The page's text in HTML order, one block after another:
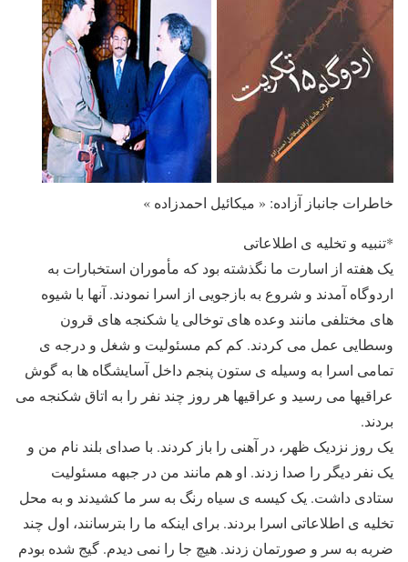
خاطرات جانباز آزاده: « میکائیل احمدزاده »
*تنبیه و تخلیه ی اطلاعاتی
یک هفته از اسارت ما نگذشته بود که مأموران استخبارات به
اردوگاه آمدند و شروع به بازجویی از اسرا نمودند. آنها با شیوه
های مختلفی مانند وعده های توخالی یا شکنجه های قرون
وسطایی عمل می کردند. کم کم مسئولیت و شغل و درجه ی
تمامی اسرا به وسیله ی ستون پنجم داخل آسایشگاه ها به گوش
عراقیها می رسید و عراقیها هر روز چند نفر را به اتاق شکنجه می
بردند.
یک روز نزدیک ظهر، در آهنی را باز کردند. با صدای بلند نام من و
یک نفر دیگر را صدا زدند. او هم مانند من در جبهه مسئولیت
ستادی داشت. یک کیسه ی سیاه رنگ به سر ما کشیدند و به محل
تخلیه ی اطلاعاتی اسرا بردند. برای اینکه ما را بترسانند، اول چند
ضربه به سر و صورتمان زدند. هیچ جا را نمی دیدم. گیج شده بودم